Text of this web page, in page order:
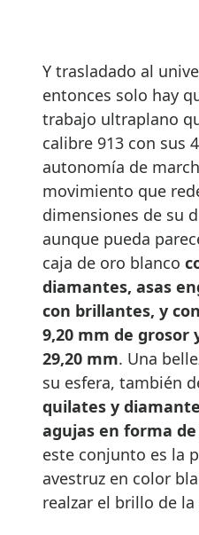
Y trasladado al
entonces solo hay
trabajo ultraplano
calibre 913 con sus
autonomía de
movimiento que
dimensiones de su
aunque pueda
caja de oro blanco
diamantes, asas
con brillantes, y
9,20 mm de grosor
29,20 mm. Una
su esfera, también
quilates y
agujas en forma
este conjunto es la
avestruz en color
realzar el brillo de la